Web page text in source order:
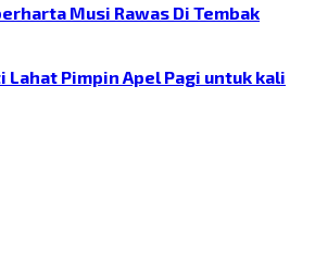
Musi Rawas Di Tembak
Lahat Pimpin Apel Pagi untuk kali